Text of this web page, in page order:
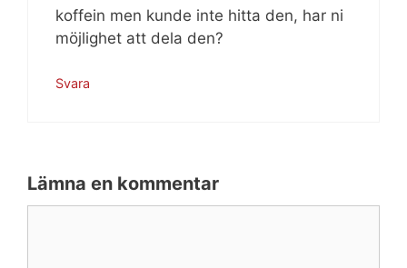
koffein men kunde inte hitta den, har ni
möjlighet att dela den?
Svara
Lämna en kommentar